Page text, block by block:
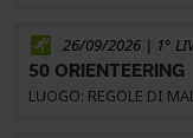
26/09/2026 | 1°
50 ORIENTEERING
LUOGO: REGOLE DI